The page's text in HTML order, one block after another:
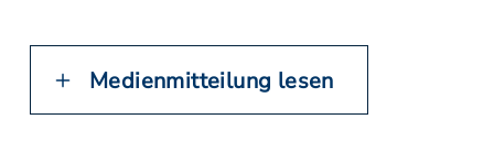
Medienmitteilung lesen